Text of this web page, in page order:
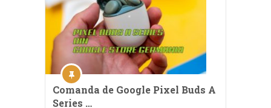
Comanda de Google Pixel Buds A
Series …